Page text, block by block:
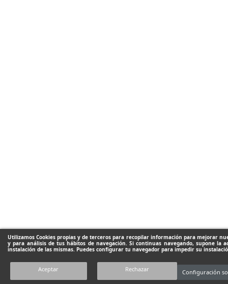
Utilizamos Cookies propias y de terceros para recopilar información para mejorar
y para análisis de tus hábitos de navegación. Si continuas navegando, supone la
instalación de las mismas. Puedes configurar tu navegador para impedir su
Aceptar Rechazar Configuración